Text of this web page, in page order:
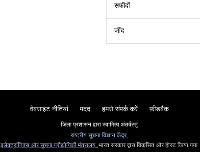
सफीदों
जींद
वेबसाइट नीतियां मदद हमसे संपर्क करें फ़ीडबैक
जिला प्रशासन द्वारा स्वामित्व अंतर्वस्तु
राष्ट्रीय सूचना विज्ञान केंद्र,
इलेक्ट्रॉनिक्स और सूचना प्रौद्योगिकी मंत्रालय,भारत सरकार द्वारा विकसित और होस्ट किया गया